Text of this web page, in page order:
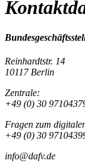
Reinhardtstr. 14
10117 Berlin
Zentrale:
+49 (0) 30
Fragen zum
+49 (0) 30
info@dafv.de